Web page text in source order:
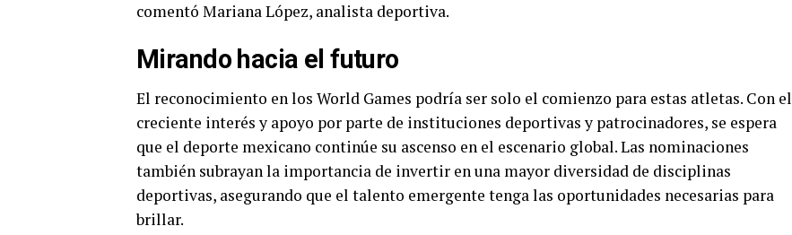
comentó Mariana López, analista deportiva.
Mirando hacia el futuro
El reconocimiento en los World Games podría ser solo el comienzo para estas atletas. Con el
creciente interés y apoyo por parte de instituciones deportivas y patrocinadores, se espera
que el deporte mexicano continúe su ascenso en el escenario global. Las nominaciones
también subrayan la importancia de invertir en una mayor diversidad de disciplinas
deportivas, asegurando que el talento emergente tenga las oportunidades necesarias para
brillar.